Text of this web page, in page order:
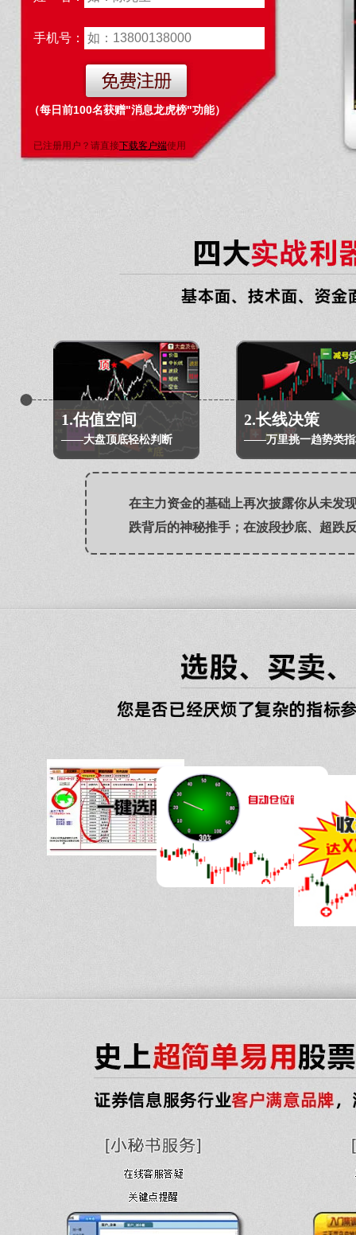
手机号：
（每日前100名获赠"消息龙虎榜"功能）
已注册用户？请直接下载客户端使用
1.估值空间
——大盘顶底轻松判断
2.长线决策
——万里挑一趋势类
在主力资金的基础上再次披露你从未发
跌背后的神秘推手；在波段抄底、超跌